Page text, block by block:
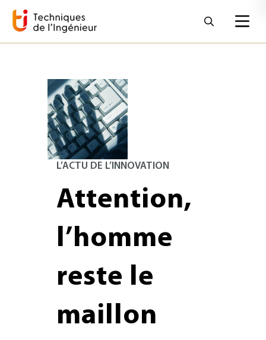
L’ACTU DE L’INNOVATION
Attention,
l’homme
reste le
maillon
MICE vous sourit
Son application au vol de données
Les contre-mesures